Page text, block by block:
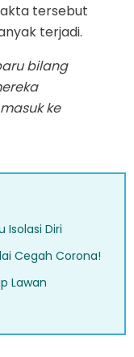
tersebut
terjadi.
bilang
ke
Isolasi Diri
Cegah Corona!
Lawan